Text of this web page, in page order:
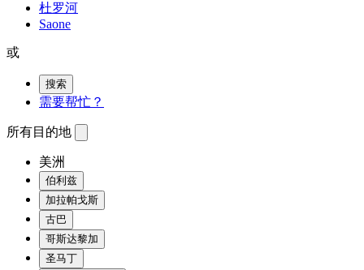
杜罗河
Saone
或
搜索
需要帮忙？
所有目的地
美洲
伯利兹
加拉帕戈斯
古巴
哥斯达黎加
圣马丁